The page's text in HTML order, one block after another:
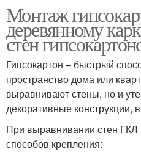
Монтаж
деревянному
стен
Гипсокартон – быстрый
пространство дома или
выравнивают стены, но и
декоративные конструкции,
При выравнивании стен ГКЛ
способов крепления: